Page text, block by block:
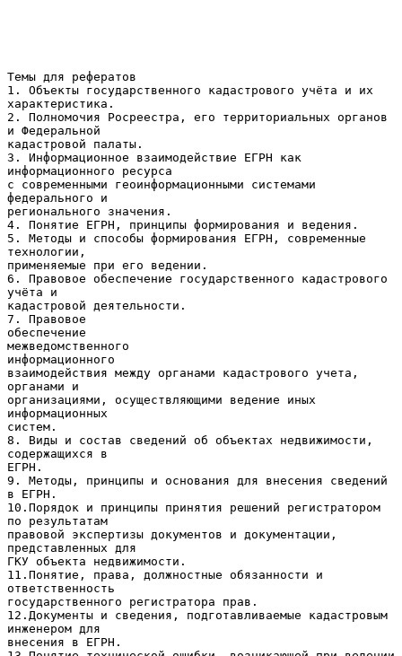
Темы для рефератов
1. Объекты государственного кадастрового учёта и их
характеристика.
2. Полномочия Росреестра, его территориальных органов
и Федеральной
кадастровой палаты.
3. Информационное взаимодействие ЕГРН как
информационного ресурса
с современными геоинформационными системами
федерального и
регионального значения.
4. Понятие ЕГРН, принципы формирования и ведения.
5. Методы и способы формирования ЕГРН, современные
технологии,
применяемые при его ведении.
6. Правовое обеспечение государственного кадастрового
учёта и
кадастровой деятельности.
7. Правовое
обеспечение
межведомственного
информационного
взаимодействия между органами кадастрового учета,
органами и
организациями, осуществляющими ведение иных
информационных
систем.
8. Виды и состав сведений об объектах недвижимости,
содержащихся в
ЕГРН.
9. Методы, принципы и основания для внесения сведений
в ЕГРН.
10.Порядок и принципы принятия решений регистратором
по результатам
правовой экспертизы документов и документации,
представленных для
ГКУ объекта недвижимости.
11.Понятие, права, должностные обязанности и
ответственность
государственного регистратора прав.
12.Документы и сведения, подготавливаемые кадастровым
инженером для
внесения в ЕГРН.